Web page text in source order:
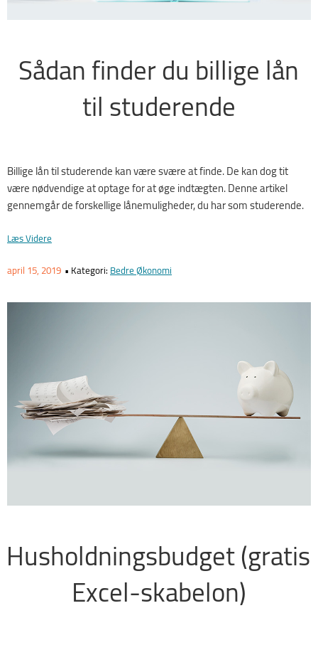
Sådan finder du billige lån
til studerende
Billige lån til studerende kan være svære at finde. De kan dog tit
være nødvendige at optage for at øge indtægten. Denne artikel
gennemgår de forskellige lånemuligheder, du har som studerende.
Læs Videre“Sådan
Du
Lån
Udgivet
April 15, 2019 • Kategori:Bedre Økonomi
Husholdningsbudget (gratis
Excel-skabelon)